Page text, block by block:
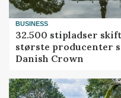
BUSINESS
32.500 stipladser
største producenter
Danish Crown